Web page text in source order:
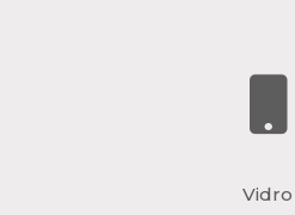
Vidro